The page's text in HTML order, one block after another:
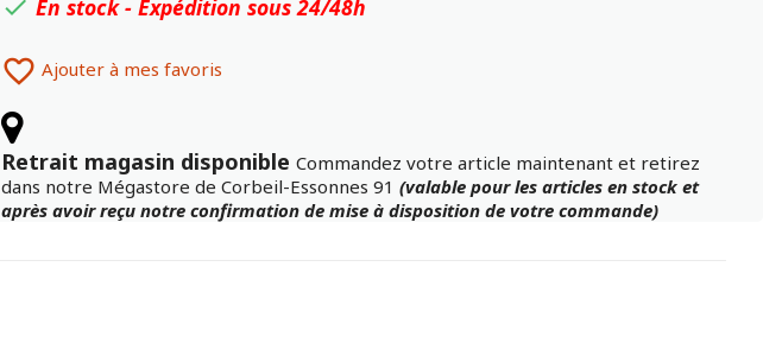
 En stock - Expédition sous 24/48h
 Ajouter à mes favoris
Retrait magasin disponible Commandez votre article maintenant et retirez
dans notre Mégastore de Corbeil-Essonnes 91 (valable pour les articles en stock et
après avoir reçu notre confirmation de mise à disposition de votre commande)